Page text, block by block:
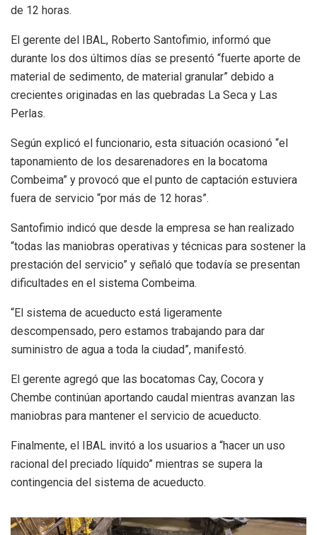
de 12 horas.
El gerente del IBAL, Roberto Santofimio, informó que
durante los dos últimos días se presentó “fuerte aporte de
material de sedimento, de material granular” debido a
crecientes originadas en las quebradas La Seca y Las
Perlas.
Según explicó el funcionario, esta situación ocasionó “el
taponamiento de los desarenadores en la bocatoma
Combeima” y provocó que el punto de captación estuviera
fuera de servicio “por más de 12 horas”.
Santofimio indicó que desde la empresa se han realizado
“todas las maniobras operativas y técnicas para sostener la
prestación del servicio” y señaló que todavía se presentan
dificultades en el sistema Combeima.
“El sistema de acueducto está ligeramente
descompensado, pero estamos trabajando para dar
suministro de agua a toda la ciudad”, manifestó.
El gerente agregó que las bocatomas Cay, Cocora y
Chembe continúan aportando caudal mientras avanzan las
maniobras para mantener el servicio de acueducto.
Finalmente, el IBAL invitó a los usuarios a “hacer un uso
racional del preciado líquido” mientras se supera la
contingencia del sistema de acueducto.